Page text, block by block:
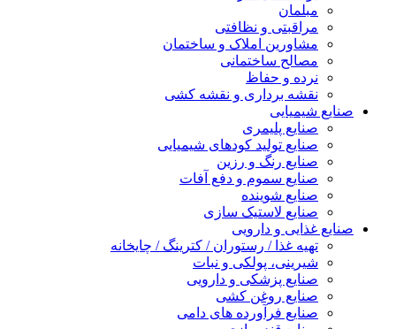
مبلمان
مراقبتی و نظافتی
مشاورین املاک و ساختمان
مصالح ساختمانی
نرده و حفاظ
نقشه برداری و نقشه کشی
صنایع شیمیایی
صنایع پلیمری
صنایع تولید کودهای شیمیایی
صنایع رنگ و رزین
صنایع سموم و دفع آفات
صنایع شوینده
صنایع لاستیک سازی
صنایع غذایی و دارویی
تهیه غذا / رستوران / کترینگ / چایخانه
شیرینی، پولکی و نبات
صنایع پزشکی و دارویی
صنایع روغن کشی
صنایع فرآورده های دامی